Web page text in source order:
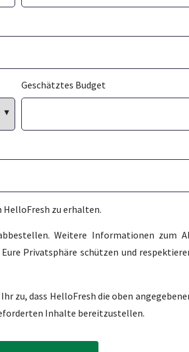
Geschätztes Budget
zu erhalten.
Weitere Informationen zum
Privatsphäre schützen und
zu, dass HelloFresh die oben
Inhalte bereitzustellen.